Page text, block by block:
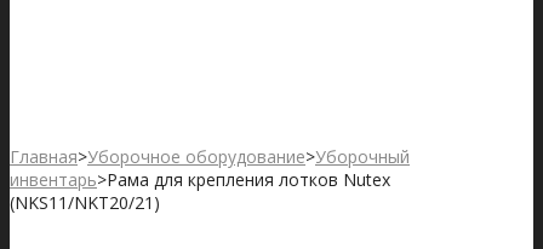
Главная>Уборочное оборудование>Уборочный
инвентарь>Рама для крепления лотков Nutex
(NKS11/NKT20/21)